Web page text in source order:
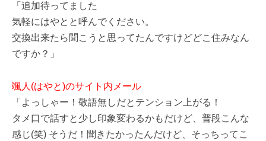
「追加待ってました
気軽にはやとと呼んでください。
交換出来たら聞こうと思ってたんですけどどこ住みなん
ですか？」
颯人(はやと)のサイト内メール
「よっしゃー！敬語無しだとテンション上がる！
タメ口で話すと少し印象変わるかもだけど、普段こんな
感じ(笑) そうだ！聞きたかったんだけど、そっちってこ